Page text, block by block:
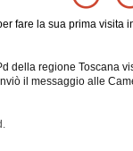
fare la sua prima visita
della regione Toscana
il messaggio alle